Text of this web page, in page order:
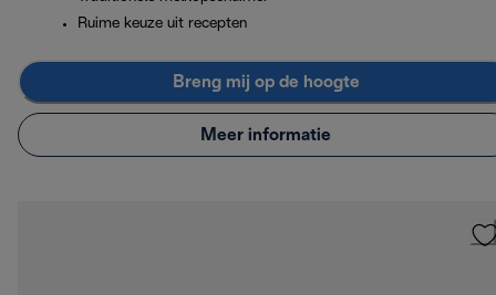
Ruime keuze uit recepten
Breng mij op de hoogte
Meer informatie